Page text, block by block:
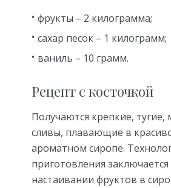
фрукты – 2 килограмма;
сахар песок – 1 килограмм;
ваниль – 10 грамм.
Рецепт с косточкой
Получаются крепкие,
сливы, плавающие в
ароматном сиропе.
приготовления заключается
настаивании фруктов в